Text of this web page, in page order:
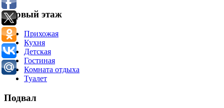
Первый этаж
Прихожая
Кухня
Детская
Гостиная
Комната отдыха
Туалет
Подвал